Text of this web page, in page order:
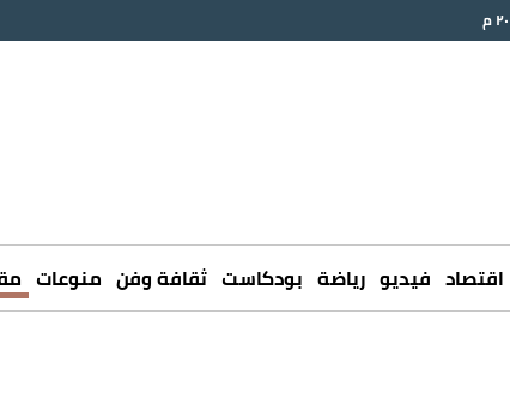
اقتصاد فيديو رياضة بودكاست ثقافة وفن منوعات